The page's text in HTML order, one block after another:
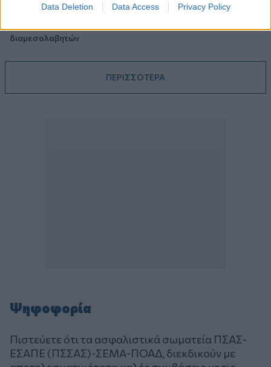
Data Deletion Data Access Privacy Policy
διαμεσολαβητών
ΠΕΡΙΣΣΟΤΕΡΑ
Ψηφοφορία
Πιστεύετε ότι τα ασφαλιστικά σωματεία ΠΣΑΣ-
ΕΣΑΠΕ (ΠΣΣΑΣ)-ΣΕΜΑ-ΠΟΑΔ, διεκδικούν με